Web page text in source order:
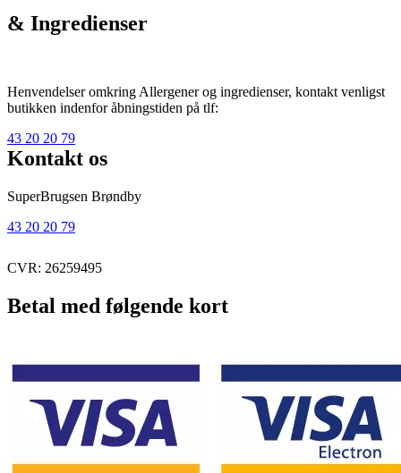
& Ingredienser
Henvendelser omkring Allergener og ingredienser, kontakt venligst
butikken indenfor åbningstiden på tlf:
43 20 20 79
Kontakt os
SuperBrugsen Brøndby
43 20 20 79
CVR: 26259495
Betal med følgende kort